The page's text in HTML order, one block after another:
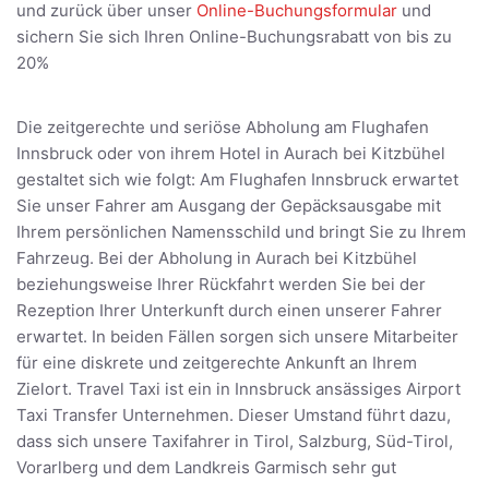
und zurück über unser Online-Buchungsformular und
sichern Sie sich Ihren Online-Buchungsrabatt von bis zu
20%
Die zeitgerechte und seriöse Abholung am Flughafen
Innsbruck oder von ihrem Hotel in Aurach bei Kitzbühel
gestaltet sich wie folgt: Am Flughafen Innsbruck erwartet
Sie unser Fahrer am Ausgang der Gepäcksausgabe mit
Ihrem persönlichen Namensschild und bringt Sie zu Ihrem
Fahrzeug. Bei der Abholung in Aurach bei Kitzbühel
beziehungsweise Ihrer Rückfahrt werden Sie bei der
Rezeption Ihrer Unterkunft durch einen unserer Fahrer
erwartet. In beiden Fällen sorgen sich unsere Mitarbeiter
für eine diskrete und zeitgerechte Ankunft an Ihrem
Zielort. Travel Taxi ist ein in Innsbruck ansässiges Airport
Taxi Transfer Unternehmen. Dieser Umstand führt dazu,
dass sich unsere Taxifahrer in Tirol, Salzburg, Süd-Tirol,
Vorarlberg und dem Landkreis Garmisch sehr gut